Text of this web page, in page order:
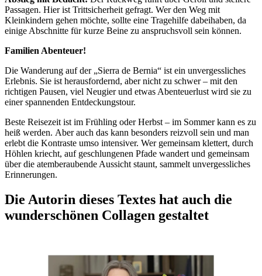
Passagen. Hier ist Trittsicherheit gefragt. Wer den Weg mit
Kleinkindern gehen möchte, sollte eine Tragehilfe dabeihaben, da
einige Abschnitte für kurze Beine zu anspruchsvoll sein können.
Familien Abenteuer!
Die Wanderung auf der „Sierra de Bernia“ ist ein unvergessliches
Erlebnis. Sie ist herausfordernd, aber nicht zu schwer – mit den
richtigen Pausen, viel Neugier und etwas Abenteuerlust wird sie zu
einer spannenden Entdeckungstour.
Beste Reisezeit ist im Frühling oder Herbst – im Sommer kann es zu
heiß werden. Aber auch das kann besonders reizvoll sein und man
erlebt die Kontraste umso intensiver. Wer gemeinsam klettert, durch
Höhlen kriecht, auf geschlungenen Pfade wandert und gemeinsam
über die atemberaubende Aussicht staunt, sammelt unvergessliches
Erinnerungen.
Die Autorin dieses Textes hat auch die
wunderschönen Collagen gestaltet